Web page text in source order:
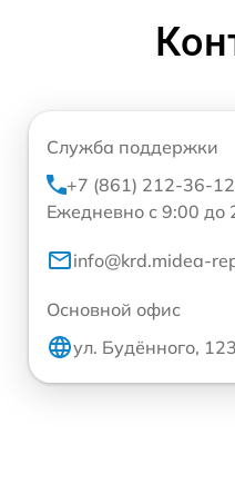
Служба поддержки
+7 (861) 212-36-12
Ежедневно с 9:00 до
info@krd.midea-
Основной офис
ул. Будённого, 123